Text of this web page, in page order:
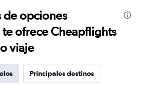
de opciones
ofrece Cheapflights
viaje
Principales destinos